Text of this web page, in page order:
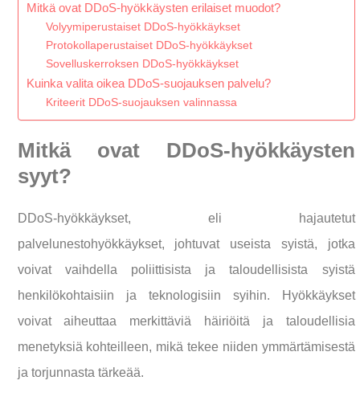
Mitkä ovat DDoS-hyökkäysten erilaiset muodot?
Volyymiperustaiset DDoS-hyökkäykset
Protokollaperustaiset DDoS-hyökkäykset
Sovelluskerroksen DDoS-hyökkäykset
Kuinka valita oikea DDoS-suojauksen palvelu?
Kriteerit DDoS-suojauksen valinnassa
Mitkä ovat DDoS-hyökkäysten
syyt?
DDoS-hyökkäykset, eli hajautetut
palvelunestohyökkäykset, johtuvat useista syistä, jotka
voivat vaihdella poliittisista ja taloudellisista syistä
henkilökohtaisiin ja teknologisiin syihin. Hyökkäykset
voivat aiheuttaa merkittäviä häiriöitä ja taloudellisia
menetyksiä kohteilleen, mikä tekee niiden ymmärtämisestä
ja torjunnasta tärkeää.